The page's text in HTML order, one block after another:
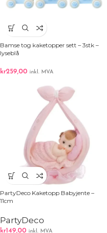
Bamse tog kaketopper sett – 3stk –
lyseblå
kr259,00 inkl. MVA
PartyDeco Kaketopp Babyjente –
11cm
PartyDeco
kr149,00 inkl. MVA